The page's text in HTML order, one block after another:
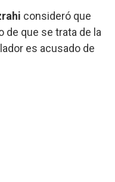
consideró que
de que se trata de la
es acusado de